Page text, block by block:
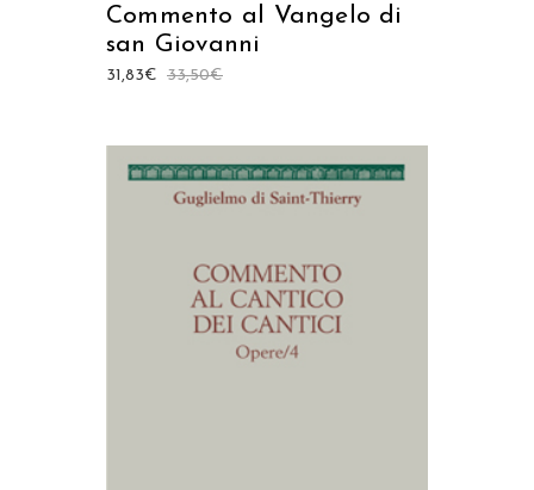
Commento al Vangelo di
san Giovanni
33,50€
31,83€